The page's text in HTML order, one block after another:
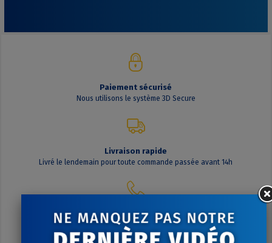
Paiement sécurisé
Nous utilisons le système 3D Secure
Livraison rapide
Livré le lendemain pour toute commande passée avant 14h
Contactez-nous
A votre écoute du lundi au vendredi